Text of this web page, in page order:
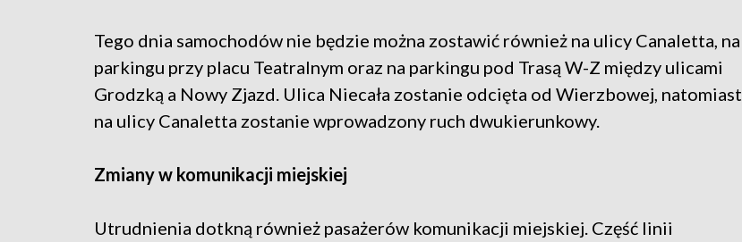
Tego dnia samochodów nie będzie można zostawić również na ulicy Canaletta, na
parkingu przy placu Teatralnym oraz na parkingu pod Trasą W-Z między ulicami
Grodzką a Nowy Zjazd. Ulica Niecała zostanie odcięta od Wierzbowej, natomiast
na ulicy Canaletta zostanie wprowadzony ruch dwukierunkowy.
Zmiany w komunikacji miejskiej
Utrudnienia dotkną również pasażerów komunikacji miejskiej. Część linii